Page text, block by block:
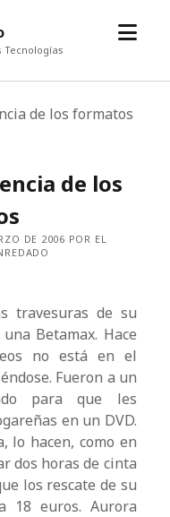
Tecnologías
abrir
de los formatos
de los
DE 2006 POR EL
travesuras de su
Betamax. Hace
no está en el
Fueron a un
para que les
en un DVD.
lo hacen, como en
dos horas de cinta
los rescate de su
18 euros. Aurora